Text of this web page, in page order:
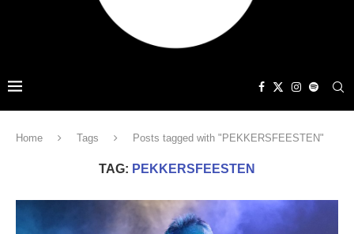
Home Tags Posts tagged with "PEKKERSFEESTEN"
TAG: PEKKERSFEESTEN